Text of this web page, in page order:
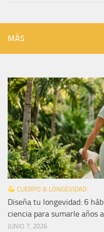
MÁS
CUERPO & LONGEVIDAD
Diseña tu longevidad: 6
ciencia para sumarle años
JUNIO 7, 2026